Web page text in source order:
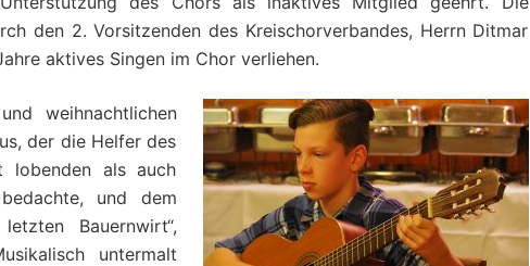
den 2. Vorsitzenden des Kreischorverbandes, Herrn Ditmar
aktives Singen im Chor verliehen.
weihnachtlichen
der die Helfer des
lobenden als auch
und dem
Bauernwirt“,
untermalt